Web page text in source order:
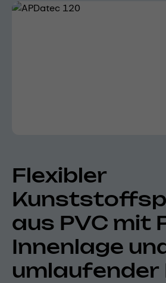
Bildergalerie überspringen
Flexibler
aus PVC mit
Innenlage